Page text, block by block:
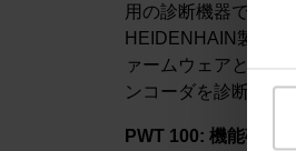
用の診断機器です。
HEIDENHAIN製エ
ァームウェアとソフ
ンコーダを診断・検
PWT 100: 機能確認